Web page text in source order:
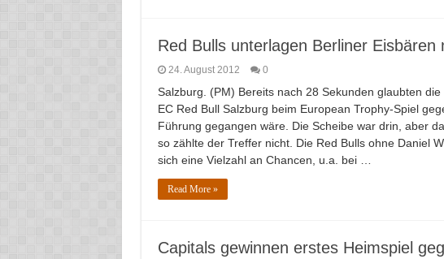
Red Bulls unterlagen Berliner Eisbären
24. August 2012 0
Salzburg. (PM) Bereits nach 28 Sekunden glaubten
EC Red Bull Salzburg beim European Trophy-Spiel
Führung gegangen wäre. Die Scheibe war drin, aber
so zählte der Treffer nicht. Die Red Bulls ohne Daniel
sich eine Vielzahl an Chancen, u.a. bei …
Read More »
Capitals gewinnen erstes Heimspiel